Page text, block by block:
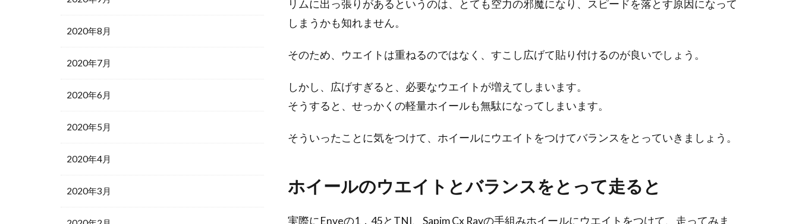
リムに出っ張りがあるというのは、とても空力の邪魔になり、スピードを落とす原因になって
しまうかも知れません。
そのため、ウエイトは重ねるのではなく、すこし広げて貼り付けるのが良いでしょう。
しかし、広げすぎると、必要なウエイトが増えてしまいます。
そうすると、せっかくの軽量ホイールも無駄になってしまいます。
そういったことに気をつけて、ホイールにウエイトをつけてバランスをとっていきましょう。
ホイールのウエイトとバランスをとって走ると
実際にEnveの1．45とTNI、Sapim Cx Rayの手組みホイールにウエイトをつけて、走ってみま
2020年8月
2020年7月
2020年6月
2020年5月
2020年4月
2020年3月